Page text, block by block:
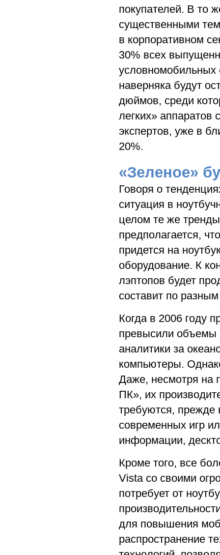
покупателей. В то
существенными
в корпоративном
30% всех
условномобильных
наверняка будут
дюймов, среди
легких»
экспертов, уже в
20%.
«Зеленое»
Говоря о
ситуация в
целом те же
предполагается,
придется на
оборудование. К
лэптопов будет
составит по
Когда в 2006 году
превысили объемы
аналитики за
компьютеры.
Даже, несмотря на
ПК», их
требуются, прежде
современных игр
информации,
Кроме того, все
Vista со своими
потребует от
для повышения
распространение